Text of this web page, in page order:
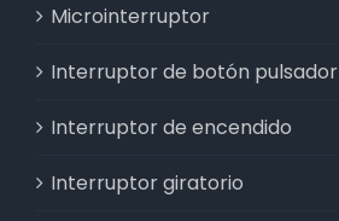
Microinterruptor
Interruptor de botón pulsador
Interruptor de encendido
Interruptor giratorio